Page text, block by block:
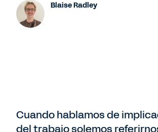
Blaise Radley
Cuando hablamos de
del trabajo solemos